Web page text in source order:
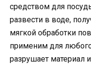
средством для
развести в воде,
мягкой обработки
применим для
разрушает материал